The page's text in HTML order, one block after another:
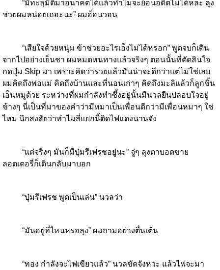
“มีทะลุมิติมาอนาคตได้แล้วทำไมจะย้อนอดีตไม่ได้หละ ลุง
ช่วยผมหน่อยเถอะนะ” ผมอ้อนวอน
“เสียใจด้วยหนุ่ม ข้าช่วยอะไรเอ็งไม่ได้หรอก” พูดจบก็เดิน
จากไปอย่างเย็นชา ผมหมดหนทางแล้วจริงๆ ตอนนั้นที่ตัดสินใจ
กดปุ่ม Skip มา เพราะคิดว่ารวยแล้วมันน่าจะดีกว่าแต่ไม่ใช่เลย
ผมคิดถึงพ่อแม่ คิดถึงบ้านและที่นอนเก่าๆ คิดถึงมะลิแล้วก็ลูกชิ้น
เอ็นหมูด้วย ระหว่างที่ผมกำลังทำซึ้งอยู่นั้นมีนวลยืนปลอบใจอยู่
ข้างๆ นี่เป็นที่มาของคำว่ามีหมาเป็นเพื่อนดีกว่ามีเพื่อนหมาๆ ใช่
ไหม นึกสงสัยว่าทำไมสี่แยกนี้ติดไฟแดงนานจัง
“แต่จริงๆ มันก็มีปุ่มรีเฟรชอยู่นะ” จู่ๆ ลุงตาบอดขาย
ลอตเตอรี่ก็เดินกลับมาบอก
“ปุ่มรีเฟรช พูดเป็นเล่น” นวลว่า
“มันอยู่ที่ไหนหรอลุง” ผมถามอย่างตื่นเต้น
“ทอง กำลังจะไฟเขียวแล้ว” นวลขัดจังหวะ แล้วไฟจะมา